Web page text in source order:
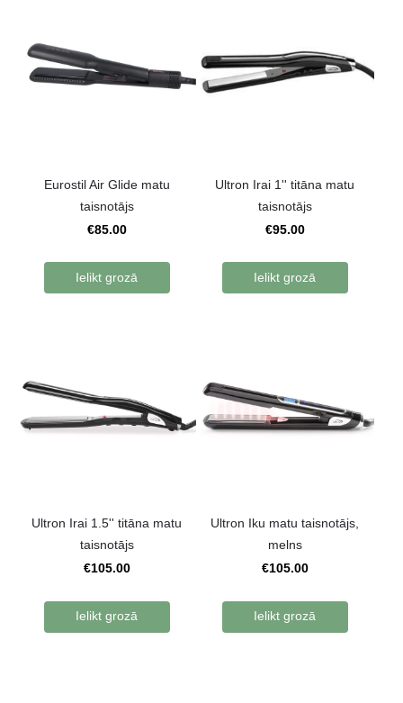
Eurostil Air Glide matu
taisnotājs
€85.00
Ielikt grozā
Ultron Irai 1'' titāna matu
taisnotājs
€95.00
Ielikt grozā
Ultron Irai 1.5'' titāna matu
taisnotājs
€105.00
Ielikt grozā
Ultron Iku matu taisnotājs,
melns
€105.00
Ielikt grozā